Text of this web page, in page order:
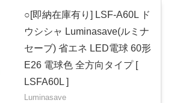
○[即納在庫有り] LSF-A60L ド
ウシシャ Luminasave(ルミナ
セーブ) 省エネ LED電球 60形
E26 電球色 全方向タイプ [
LSFA60L ]
Luminasave